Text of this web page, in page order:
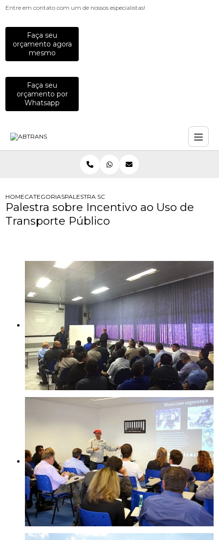
Entre em contato com um de nossos especialistas!
Faça seu
orçamento agora
mesmo
Faça seu
orçamento por
Whatsapp
HOMECATEGORIASPALESTRA SOBRE INCENTIVO AO USO DE
Palestra sobre Incentivo ao Uso de
Transporte Público